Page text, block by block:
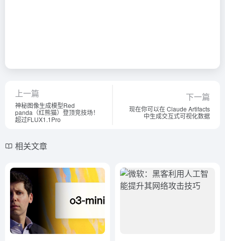
上一篇
神秘图像生成模型Red
panda（红熊猫）登顶竞技场！
超过FLUX1.1Pro
下一篇
现在你可以在 Claude Artifacts
中生成交互式可视化数据
相关文章